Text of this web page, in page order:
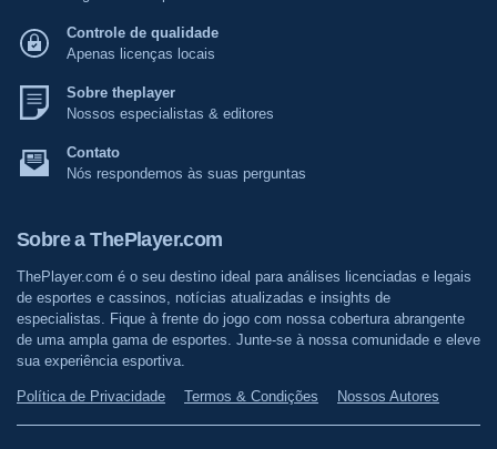
Controle de qualidade
Apenas licenças locais
Sobre theplayer
Nossos especialistas & editores
Contato
Nós respondemos às suas perguntas
Sobre a ThePlayer.com
ThePlayer.com é o seu destino ideal para análises licenciadas e legais
de esportes e cassinos, notícias atualizadas e insights de
especialistas. Fique à frente do jogo com nossa cobertura abrangente
de uma ampla gama de esportes. Junte-se à nossa comunidade e eleve
sua experiência esportiva.
Política de Privacidade Termos & Condições Nossos Autores